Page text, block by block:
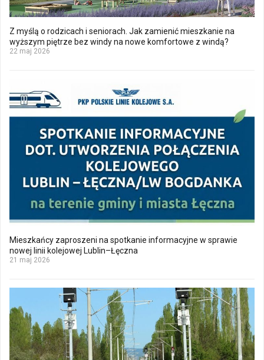
Z myślą o rodzicach i seniorach. Jak zamienić mieszkanie na
wyższym piętrze bez windy na nowe komfortowe z windą?
22 maj 2026
Mieszkańcy zaproszeni na spotkanie informacyjne w sprawie
nowej linii kolejowej Lublin–Łęczna
21 maj 2026